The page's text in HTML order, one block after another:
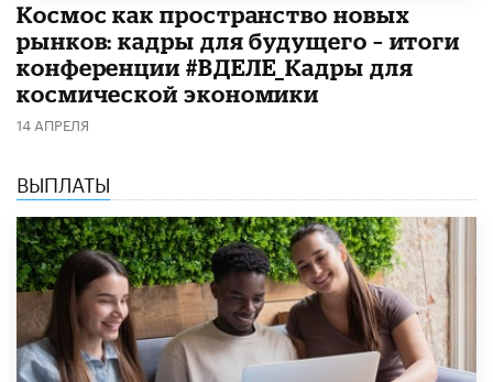
Космос как пространство новых
рынков: кадры для будущего – итоги
конференции #ВДЕЛЕ_Кадры для
космической экономики
14 АПРЕЛЯ
ВЫПЛАТЫ